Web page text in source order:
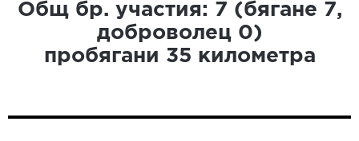
Общ бр. участия: 7 (бягане 7,
доброволец 0)
пробягани 35 километра